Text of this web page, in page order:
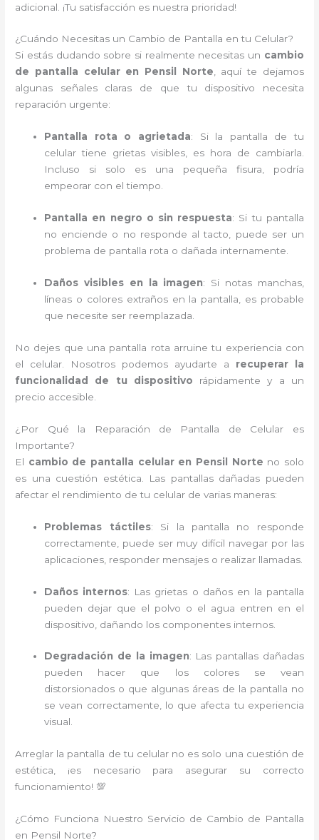
adicional. ¡Tu satisfacción es nuestra prioridad!
¿Cuándo Necesitas un Cambio de Pantalla en tu Celular?
Si estás dudando sobre si realmente necesitas un cambio
de pantalla celular en Pensil Norte, aquí te dejamos
algunas señales claras de que tu dispositivo necesita
reparación urgente:
Pantalla rota o agrietada: Si la pantalla de tu
celular tiene grietas visibles, es hora de cambiarla.
Incluso si solo es una pequeña fisura, podría
empeorar con el tiempo.
Pantalla en negro o sin respuesta: Si tu pantalla
no enciende o no responde al tacto, puede ser un
problema de pantalla rota o dañada internamente.
Daños visibles en la imagen: Si notas manchas,
líneas o colores extraños en la pantalla, es probable
que necesite ser reemplazada.
No dejes que una pantalla rota arruine tu experiencia con
el celular. Nosotros podemos ayudarte a recuperar la
funcionalidad de tu dispositivo rápidamente y a un
precio accesible.
¿Por Qué la Reparación de Pantalla de Celular es
Importante?
El cambio de pantalla celular en Pensil Norte no solo
es una cuestión estética. Las pantallas dañadas pueden
afectar el rendimiento de tu celular de varias maneras:
Problemas táctiles: Si la pantalla no responde
correctamente, puede ser muy difícil navegar por las
aplicaciones, responder mensajes o realizar llamadas.
Daños internos: Las grietas o daños en la pantalla
pueden dejar que el polvo o el agua entren en el
dispositivo, dañando los componentes internos.
Degradación de la imagen: Las pantallas dañadas
pueden hacer que los colores se vean
distorsionados o que algunas áreas de la pantalla no
se vean correctamente, lo que afecta tu experiencia
visual.
Arreglar la pantalla de tu celular no es solo una cuestión de
estética, ¡es necesario para asegurar su correcto
funcionamiento! 💯
¿Cómo Funciona Nuestro Servicio de Cambio de Pantalla
en Pensil Norte?